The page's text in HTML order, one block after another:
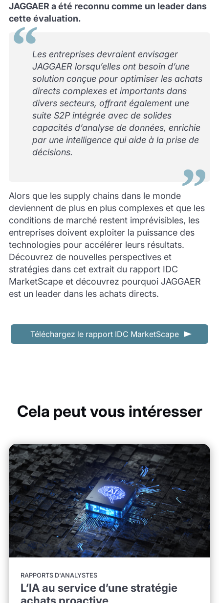
JAGGAER a été reconnu comme un leader dans
cette évaluation.
Les entreprises devraient envisager
JAGGAER lorsqu’elles ont besoin d’une
solution conçue pour optimiser les achats
directs complexes et importants dans
divers secteurs, offrant également une
suite S2P intégrée avec de solides
capacités d’analyse de données, enrichie
par une intelligence qui aide à la prise de
décisions.
Alors que les supply chains dans le monde
deviennent de plus en plus complexes et que les
conditions de marché restent imprévisibles, les
entreprises doivent exploiter la puissance des
technologies pour accélérer leurs résultats.
Découvrez de nouvelles perspectives et
stratégies dans cet extrait du rapport IDC
MarketScape et découvrez pourquoi JAGGAER
est un leader dans les achats directs.
Téléchargez le rapport IDC MarketScape
Cela peut vous intéresser
RAPPORTS D'ANALYSTES
L’IA au service d’une stratégie
achats proactive